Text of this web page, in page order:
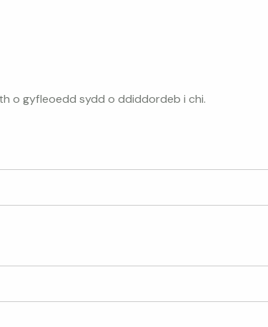
o gyfleoedd sydd o ddiddordeb i chi.